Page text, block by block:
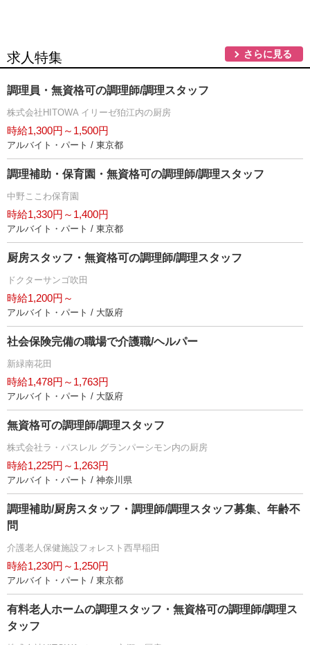
求人特集 さらに見る
調理員・無資格可の調理師/調理スタッフ
株式会社HITOWA イリーゼ狛江内の厨房
時給1,300円～1,500円
アルバイト・パート / 東京都
調理補助・保育園・無資格可の調理師/調理スタッフ
中野ここわ保育園
時給1,330円～1,400円
アルバイト・パート / 東京都
厨房スタッフ・無資格可の調理師/調理スタッフ
ドクターサンゴ吹田
時給1,200円～
アルバイト・パート / 大阪府
社会保険完備の職場で介護職/ヘルパー
新緑南花田
時給1,478円～1,763円
アルバイト・パート / 大阪府
無資格可の調理師/調理スタッフ
株式会社ラ・パスレル グランパーシモン内の厨房
時給1,225円～1,263円
アルバイト・パート / 神奈川県
調理補助/厨房スタッフ・調理師/調理スタッフ募集、年齢不
問
介護老人保健施設フォレスト西早稲田
時給1,230円～1,250円
アルバイト・パート / 東京都
有料老人ホームの調理スタッフ・無資格可の調理師/調理ス
タッフ